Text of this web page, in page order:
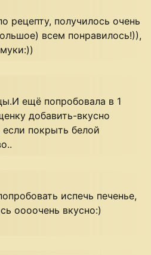
рецепту, получилось очень
всем понравилось!)),
ещё попробовала в 1
добавить-вкусно
если покрыть белой
испечь печенье,
оооочень вкусно:)